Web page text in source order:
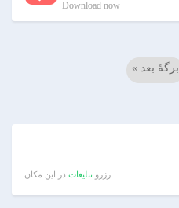
Download now
برگهٔ بعد »
رزرو تبلیغات در این مکان